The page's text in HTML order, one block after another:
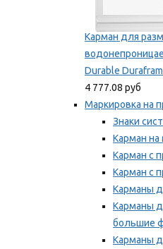
Карман для
Durable
4 777.08 руб
Маркировка на
Знаки
Карман
Карман с
Карман с
Карманы
Карманы
большие
Карманы